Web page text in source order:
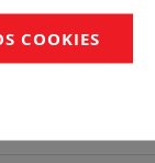
COOKIES